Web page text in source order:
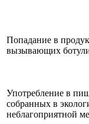
Попадание в
вызывающих
Употребление в
собранных в
неблагоприятной